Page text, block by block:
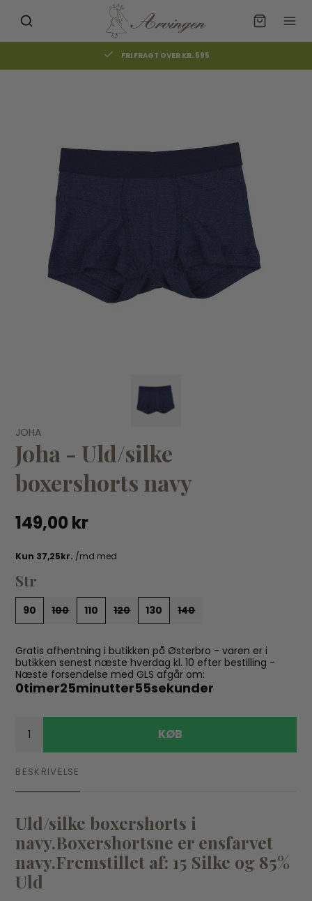
FRI FRAGT OVER KR. 595
90
JOHA
Joha - Bluse m/lynlås - Fersken
209,96 kr299,95 kr
JOHA
Joha - Uld/silke
boxershorts navy
149,00 kr
Str
90 100 110 120 130 140
Gratis afhentning i butikken på Østerbro - varen er i
butikken senest næste hverdag kl. 10 efter bestilling -
Næste forsendelse med GLS afgår om:
0timer25minutter54sekunder
KØB
BESKRIVELSE
Uld/silke boxershorts i
navy.Boxershortsne er ensfarvet
navy.Fremstillet af: 15 Silke og 85%
Uld